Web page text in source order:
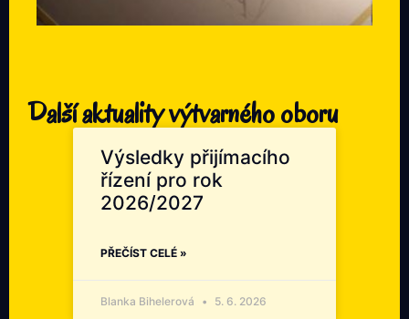
Další aktuality výtvarného oboru
Výsledky přijímacího
řízení pro rok
2026/2027
PŘEČÍST CELÉ »
Blanka Bihelerová 5. 6. 2026